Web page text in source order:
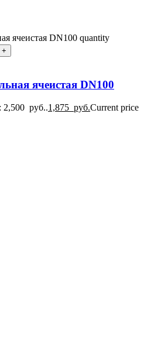
ячеистая DN100 quantity
ячеистая DN100
2,500 руб..1,875 руб.Current price